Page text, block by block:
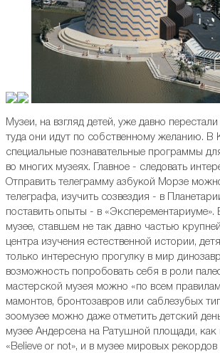
Музеи, на взгляд детей, уже давно
туда они идут по собственному желанию. В
специальные познавательные программы
во многих музеях. Главное - следовать
Отправить телеграмму азбукой Морзе
телеграфа, изучить созвездия - в
поставить опыты - в «Эксперементариуме».
музее, ставшем не так давно частью
центра изучения естественной истории,
только интересную прогулку в мир
возможность попробовать себя в роли
мастерской музея можно «по всем
мамонтов, бронтозавров или саблезубых
зоомузее можно даже отметить детский
музее Андерсена на Ратушной площади, как
«Believe or not», и в музее мировых рекордов